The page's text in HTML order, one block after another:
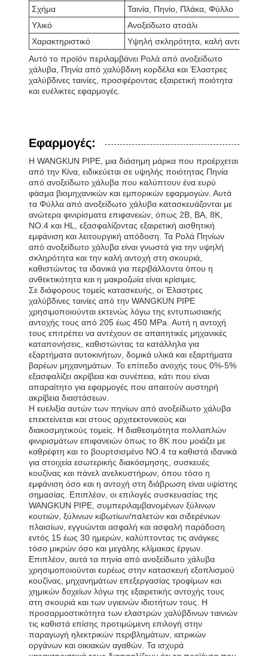
Σχήμα
Ταινία, Πηνίο, Πλάκα, Φύλλο
Υλικό
Ανοξείδωτο ατσάλι
Χαρακτηριστικό
Υψηλή σκληρότητα, καλή αντοχή
Αυτό το προϊόν περιλαμβάνει Ρολά από ανοξείδωτο
χάλυβα, Πηνία από χαλύβδινη κορδέλα και Έλαστρες
χαλύβδινες ταινίες, προσφέροντας εξαιρετική ποιότητα
και ευέλικτες εφαρμογές.
Εφαρμογές:
Η WANGKUN PIPE, μια διάσημη μάρκα που προέρχεται
από την Κίνα, ειδικεύεται σε υψηλής ποιότητας Πηνία
από ανοξείδωτο χάλυβα που καλύπτουν ένα ευρύ
φάσμα βιομηχανικών και εμπορικών εφαρμογών. Αυτά
τα Φύλλα από ανοξείδωτο χάλυβα κατασκευάζονται με
ανώτερα φινιρίσματα επιφανειών, όπως 2B, BA, 8K,
NO.4 και HL, εξασφαλίζοντας εξαιρετική αισθητική
εμφάνιση και λειτουργική απόδοση. Τα Ρολά Πηνίων
από ανοξείδωτο χάλυβα είναι γνωστά για την υψηλή
σκληρότητα και την καλή αντοχή στη σκουριά,
καθιστώντας τα ιδανικά για περιβάλλοντα όπου η
ανθεκτικότητα και η μακροζωία είναι κρίσιμες.
Σε διάφορους τομείς κατασκευής, οι Έλαστρες
χαλύβδινες ταινίες από την WANGKUN PIPE
χρησιμοποιούνται εκτενώς λόγω της εντυπωσιακής
αντοχής τους από 205 έως 450 MPa. Αυτή η αντοχή
τους επιτρέπει να αντέχουν σε απαιτητικές μηχανικές
καταπονήσεις, καθιστώντας τα κατάλληλα για
εξαρτήματα αυτοκινήτων, δομικά υλικά και εξαρτήματα
βαρέων μηχανημάτων. Το επίπεδο ανοχής τους 0%-5%
εξασφαλίζει ακρίβεια και συνέπεια, κάτι που είναι
απαραίτητο για εφαρμογές που απαιτούν αυστηρή
ακρίβεια διαστάσεων.
Η ευελιξία αυτών των πηνίων από ανοξείδωτο χάλυβα
επεκτείνεται και στους αρχιτεκτονικούς και
διακοσμητικούς τομείς. Η διαθεσιμότητα πολλαπλών
φινιρισμάτων επιφανειών όπως το 8K που μοιάζει με
καθρέφτη και το βουρτσισμένο NO.4 τα καθιστά ιδανικά
για στοιχεία εσωτερικής διακόσμησης, συσκευές
κουζίνας και πάνελ ανελκυστήρων, όπου τόσο η
εμφάνιση όσο και η αντοχή στη διάβρωση είναι υψίστης
σημασίας. Επιπλέον, οι επιλογές συσκευασίας της
WANGKUN PIPE, συμπεριλαμβανομένων ξύλινων
κουτιών, ξύλινων κιβωτίων/παλετών και σιδερένιων
πλαισίων, εγγυώνται ασφαλή και ασφαλή παράδοση
εντός 15 έως 30 ημερών, καλύπτοντας τις ανάγκες
τόσο μικρών όσο και μεγάλης κλίμακας έργων.
Επιπλέον, αυτά τα πηνία από ανοξείδωτο χάλυβα
χρησιμοποιούνται ευρέως στην κατασκευή εξοπλισμού
κουζίνας, μηχανημάτων επεξεργασίας τροφίμων και
χημικών δοχείων λόγω της εξαιρετικής αντοχής τους
στη σκουριά και των υγιεινών ιδιοτήτων τους. Η
προσαρμοστικότητα των ελαστρών χαλύβδινων ταινιών
τις καθιστά επίσης προτιμώμενη επιλογή στην
παραγωγή ηλεκτρικών περιβλημάτων, ιατρικών
οργάνων και οικιακών αγαθών. Τα ισχυρά